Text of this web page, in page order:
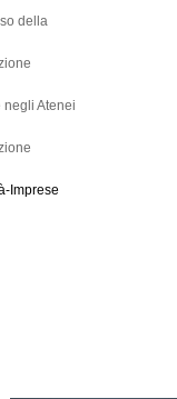
della
Atenei
Imprese